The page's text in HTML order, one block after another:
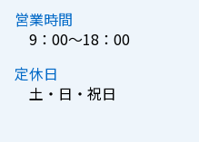
営業時間
9：00～18：00
定休日
土・日・祝日